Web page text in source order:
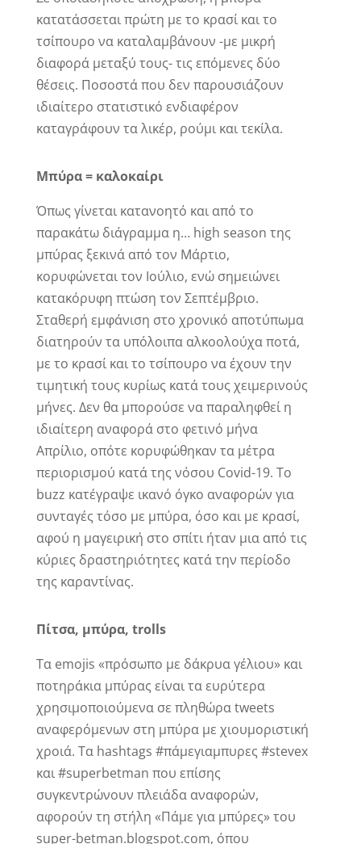
κατατάσσεται πρώτη με το κρασί και το
τσίπουρο να καταλαμβάνουν -με μικρή
διαφορά μεταξύ τους- τις επόμενες δύο
θέσεις. Ποσοστά που δεν παρουσιάζουν
ιδιαίτερο στατιστικό ενδιαφέρον
καταγράφουν τα λικέρ, ρούμι και τεκίλα.
Μπύρα = καλοκαίρι
Όπως γίνεται κατανοητό και από το
παρακάτω διάγραμμα η… high season της
μπύρας ξεκινά από τον Μάρτιο,
κορυφώνεται τον Ιούλιο, ενώ σημειώνει
κατακόρυφη πτώση τον Σεπτέμβριο.
Σταθερή εμφάνιση στο χρονικό αποτύπωμα
διατηρούν τα υπόλοιπα αλκοολούχα ποτά,
με το κρασί και το τσίπουρο να έχουν την
τιμητική τους κυρίως κατά τους χειμερινούς
μήνες. Δεν θα μπορούσε να παραληφθεί η
ιδιαίτερη αναφορά στο φετινό μήνα
Απρίλιο, οπότε κορυφώθηκαν τα μέτρα
περιορισμού κατά της νόσου Covid-19. Το
buzz κατέγραψε ικανό όγκο αναφορών για
συνταγές τόσο με μπύρα, όσο και με κρασί,
αφού η μαγειρική στο σπίτι ήταν μια από τις
κύριες δραστηριότητες κατά την περίοδο
της καραντίνας.
Πίτσα, μπύρα, trolls
Τα emojis «πρόσωπο με δάκρυα γέλιου» και
ποτηράκια μπύρας είναι τα ευρύτερα
χρησιμοποιούμενα σε πληθώρα tweets
αναφερόμενων στη μπύρα με χιουμοριστική
χροιά. Τα hashtags #πάμεγιαμπυρες #stevex
και #superbetman που επίσης
συγκεντρώνουν πλειάδα αναφορών,
αφορούν τη στήλη «Πάμε για μπύρες» του
super-betman.blogspot.com, όπου